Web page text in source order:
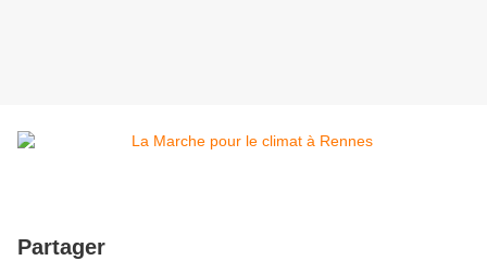
Partager